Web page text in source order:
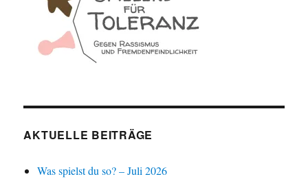
AKTUELLE BEITRÄGE
Was spielst du so? – Juli 2026